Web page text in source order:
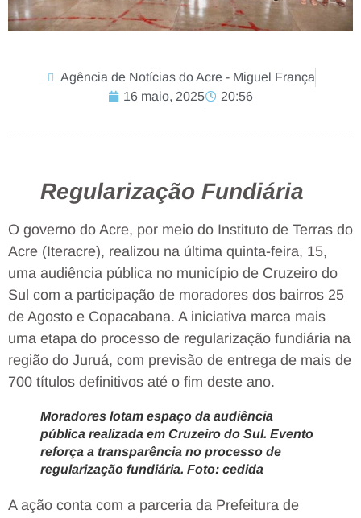
Agência de Notícias do Acre - Miguel França
16 maio, 2025
20:56
Regularização Fundiária
O governo do Acre, por meio do Instituto de Terras do
Acre (Iteracre), realizou na última quinta-feira, 15,
uma audiência pública no município de Cruzeiro do
Sul com a participação de moradores dos bairros 25
de Agosto e Copacabana. A iniciativa marca mais
uma etapa do processo de regularização fundiária na
região do Juruá, com previsão de entrega de mais de
700 títulos definitivos até o fim deste ano.
Moradores lotam espaço da audiência
pública realizada em Cruzeiro do Sul. Evento
reforça a transparência no processo de
regularização fundiária. Foto: cedida
A ação conta com a parceria da Prefeitura de